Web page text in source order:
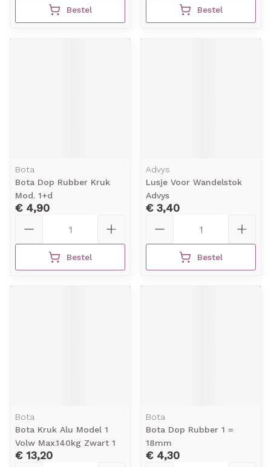
Bestel Bestel
Bota
Bota Dop Rubber Kruk
Mod. 1+d
€ 4,90
Bestel
Advys
Lusje Voor Wandelstok
Advys
€ 3,40
Bestel
Bota
Bota Kruk Alu Model 1
Volw Max.140kg Zwart 1
€ 13,20
Bota
Bota Dop Rubber 1 =
18mm
€ 4,30